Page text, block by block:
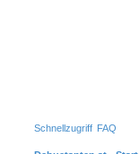
Schnellzugriff FAQ